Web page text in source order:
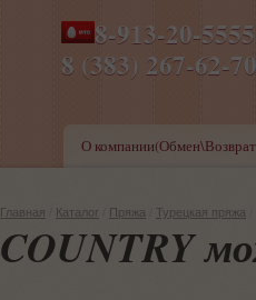
8-913-20-
8 (383) 267-
ПН-ПТ 8-17,СБ-ВС 9-
О
Главная Каталог Пряжа Турецкая пряжа
COUNTRY